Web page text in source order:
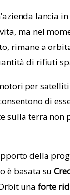
lancia
ma nel
rimane a
di rifiuti
per satelliti
di
sulla terra non
della
è basata su
una forte